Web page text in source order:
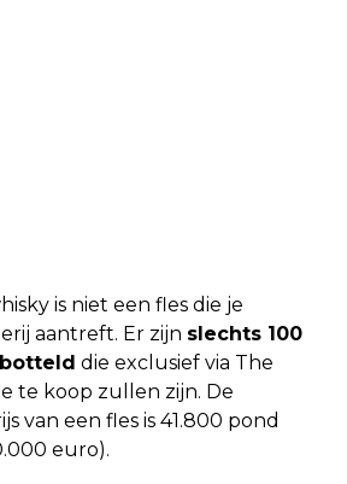
is niet een fles die je
aantreft. Er zijn slechts 100
die exclusief via The
te koop zullen zijn. De
van een fles is 41.800 pond
euro).